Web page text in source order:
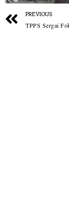
PREVIOUS